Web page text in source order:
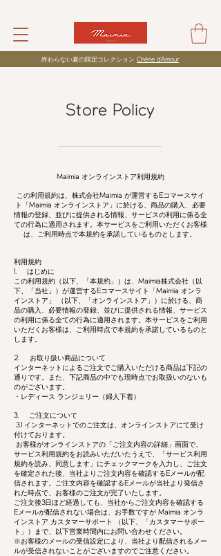
​終わらない夏の限定コレクション Chérie d’Amour
Store Policy
Maimia オンラインストア利用規約
この利用規約は、株式会社Maimia が運営するEコマースサイ
ト「Maimia オンラインストア」に於ける、商品の購入、必要
情報の登録、並びに提供される情報、サービスの利用に係る全
ての行為に適用されます。本サービスをご利用いただくお客様
は、ご利用時点で本規約を承諾しているものとします。
利用規約
1.
はじめに
この利用規約（以下、「本規約」）は、 Maimia株式会社（以
下、「当社」）が運営するEコマースサイト「Maimia オンラ
インストア」 （以下、「オンラインストア」）に於ける、商
品の購入、必要情報の登録、並びに提供される情報、サービス
の利用に係る全ての行為に適用されます。本サービスをご利用
いただくお客様は、ご利用時点で本規約を承諾しているものと
します。
2.
お取り扱い商品について
インターネットによるご注文でご購入いただける商品は下記の
通りです。また、下記商品の中でも現時点でお取扱いのないも
のがございます。
・レディース ランジェリー（婦人下着）
3.
ご注文について
3.1 インターネットでのご注文は、オンラインストアにて受け
付けております。
お客様がオンラインストアの「ご注文内容の詳細」画面で、
サービス利用規約をお読みいただいたうえで、「サービス利用
規約を読み、同意します」にチェックマークを入力し、ご注文
を確定された後、当社よりご注文内容を確認するEメールが配
信されます。ご注文内容を確認するEメールが当社より発信さ
れた時点で、お客様のご注文が完了いたします。
ご注文後3日ほど経過しても、当社からご注文内容を確認する
Eメールが配信されない場合は、お手数ですが Maimia オンラ
インストア カスタマーサポート （以下、「カスタマーサポー
ト」）まで、以下営業時間内にお問い合わせください。
※お客様のメールの受信設定により、当社より配信されるメー
ルが受信されないことがございますのでご注意ください。